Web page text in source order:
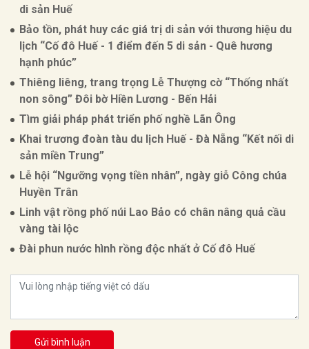
di sản Huế
Bảo tồn, phát huy các giá trị di sản với thương hiệu du
lịch “Cố đô Huế - 1 điểm đến 5 di sản - Quê hương
hạnh phúc”
Thiêng liêng, trang trọng Lễ Thượng cờ “Thống nhất
non sông” Đôi bờ Hiền Lương - Bến Hải
Tìm giải pháp phát triển phố nghề Lãn Ông
Khai trương đoàn tàu du lịch Huế - Đà Nẵng “Kết nối di
sản miền Trung”
Lễ hội “Ngưỡng vọng tiền nhân”, ngày giỗ Công chúa
Huyền Trân
Linh vật rồng phố núi Lao Bảo có chân nâng quả cầu
vàng tài lộc
Đài phun nước hình rồng độc nhất ở Cố đô Huế
Gửi bình luận